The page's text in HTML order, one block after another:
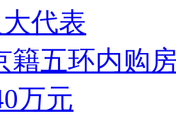
代表
籍五环内购
万元